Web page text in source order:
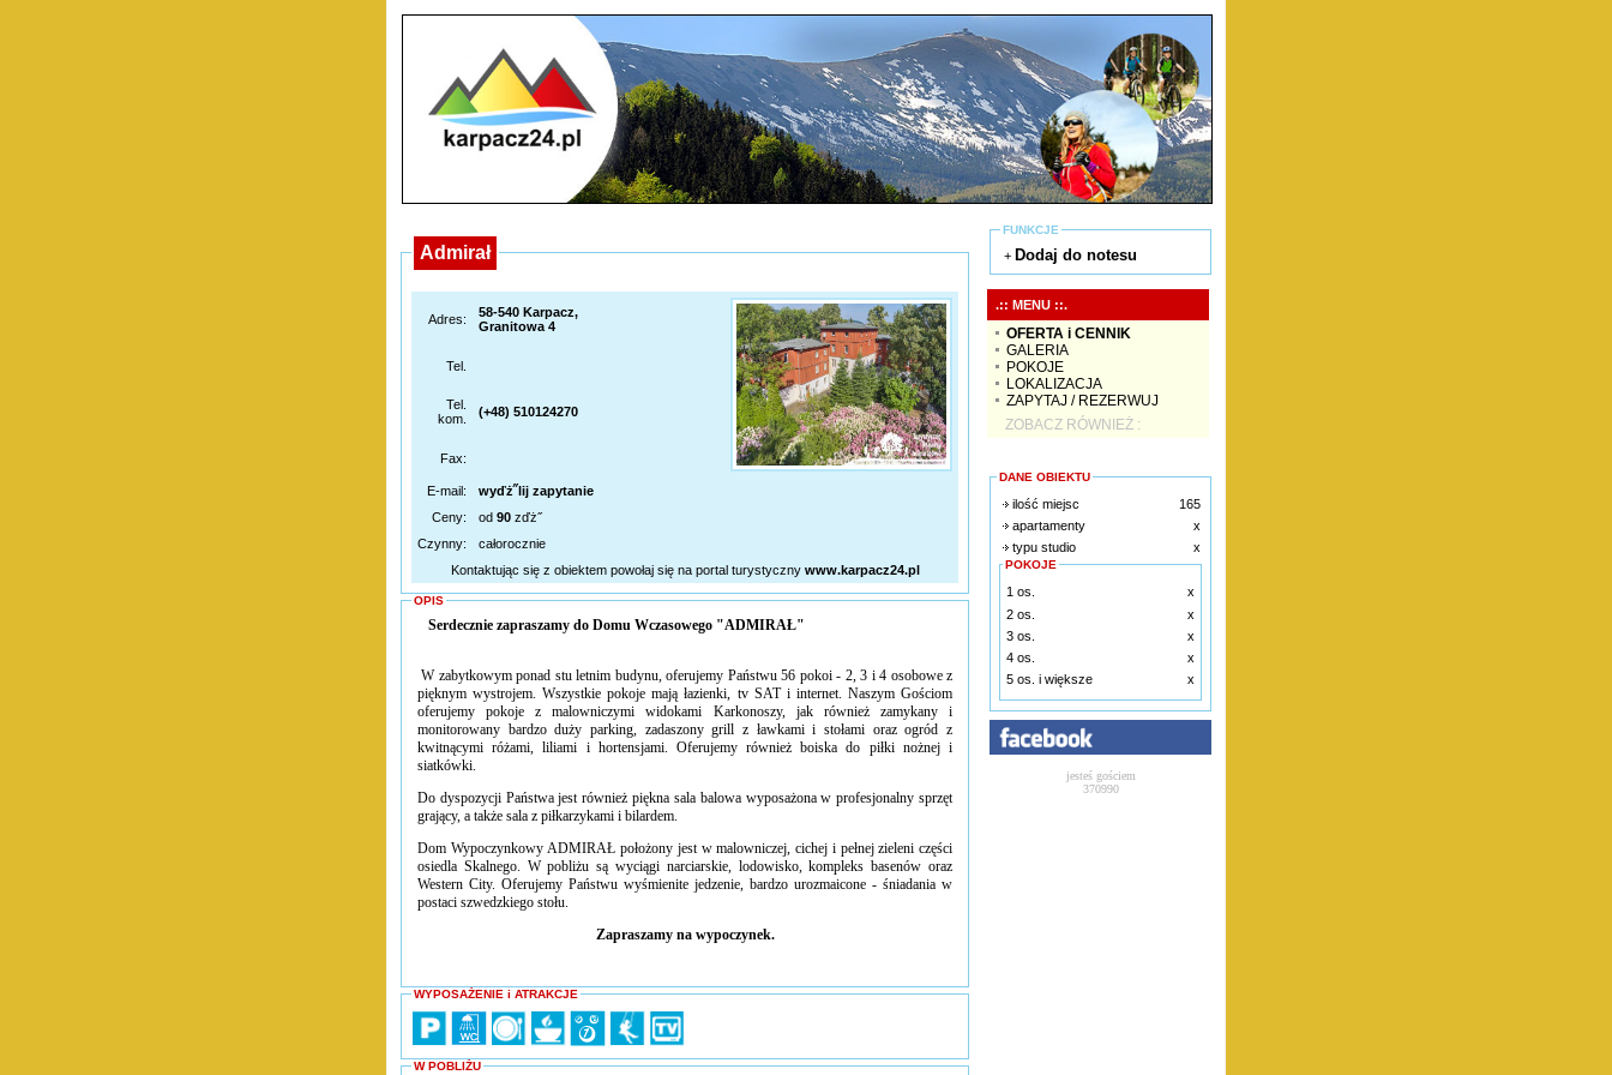
Admirał
Adres:
58-540 Karpacz,
Granitowa 4
Tel.
Tel.
kom.
(+48) 510124270
Fax:
E-mail:
wyďż˝lij zapytanie
Ceny:
od 90 zďż˝
Czynny:
całorocznie
Kontaktując się z obiektem powołaj się na portal turystyczny www.karpacz24.pl
OPIS
Serdecznie zapraszamy do Domu Wczasowego "ADMIRAŁ"
W zabytkowym ponad stu letnim budynu, oferujemy Państwu 56 pokoi - 2, 3 i 4 osobowe z
pięknym wystrojem. Wszystkie pokoje mają łazienki, tv SAT i internet. Naszym Gościom
oferujemy pokoje z malowniczymi widokami Karkonoszy, jak również zamykany i
monitorowany bardzo duży parking, zadaszony grill z ławkami i stołami oraz ogród z
kwitnącymi różami, liliami i hortensjami. Oferujemy również boiska do piłki nożnej i
siatkówki.
Do dyspozycji Państwa jest również piękna sala balowa wyposażona w profesjonalny sprzęt
grający, a także sala z piłkarzykami i bilardem.
Dom Wypoczynkowy ADMIRAŁ położony jest w malowniczej, cichej i pełnej zieleni części
osiedla Skalnego. W pobliżu są wyciągi narciarskie, lodowisko, kompleks basenów oraz
Western City. Oferujemy Państwu wyśmienite jedzenie, bardzo urozmaicone - śniadania w
postaci szwedzkiego stołu.
Zapraszamy na wypoczynek.
WYPOSAŻENIE i ATRAKCJE
W POBLIŻU
FUNKCJE
+ Dodaj do notesu
.:: MENU ::.
OFERTA i CENNIK
GALERIA
POKOJE
LOKALIZACJA
ZAPYTAJ / REZERWUJ
ZOBACZ RÓWNIEŻ :
DANE OBIEKTU
ilość miejsc
165
apartamenty
x
typu studio
x
POKOJE
1 os.
x
2 os.
x
3 os.
x
4 os.
x
5 os. i większe
x
jesteś gościem
370990